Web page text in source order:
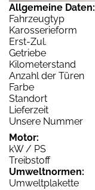
Allgemeine Daten:
Fahrzeugtyp
Karosserieform
Erst-Zul.
Getriebe
Kilometerstand
Anzahl der Türen
Farbe
Standort
Lieferzeit
Unsere Nummer
Motor:
kW / PS
Treibstoff
Umweltnormen:
Umweltplakette